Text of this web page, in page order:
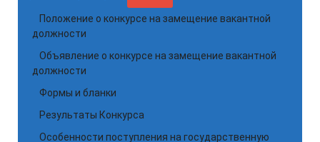
Положение о конкурсе на замещение вакантной
должности
Объявление о конкурсе на замещение вакантной
должности
Формы и бланки
Результаты Конкурса
Особенности поступления на государственную